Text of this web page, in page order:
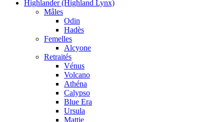
Highlander (Highland Lynx)
Mâles
Odin
Hadès
Femelles
Alcyone
Retraités
Vénus
Volcano
Athéna
Calypso
Blue Era
Ursula
Mattie